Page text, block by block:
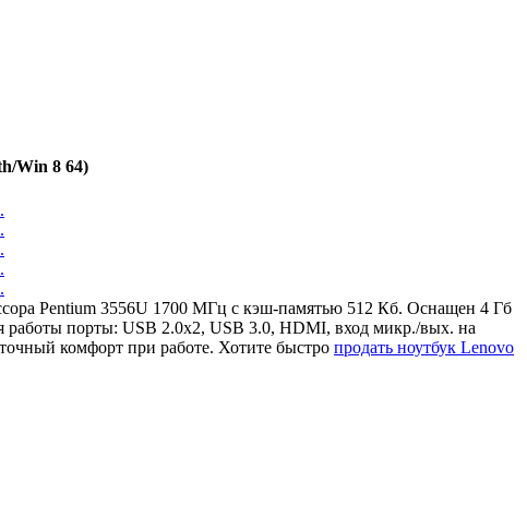
Win 8 64)
Pentium 3556U 1700 МГц с кэш-памятью 512 Кб. Оснащен 4 Гб
порты: USB 2.0x2, USB 3.0, HDMI, вход микр./вых. на
комфорт при работе. Хотите быстро продать ноутбук Lenovo